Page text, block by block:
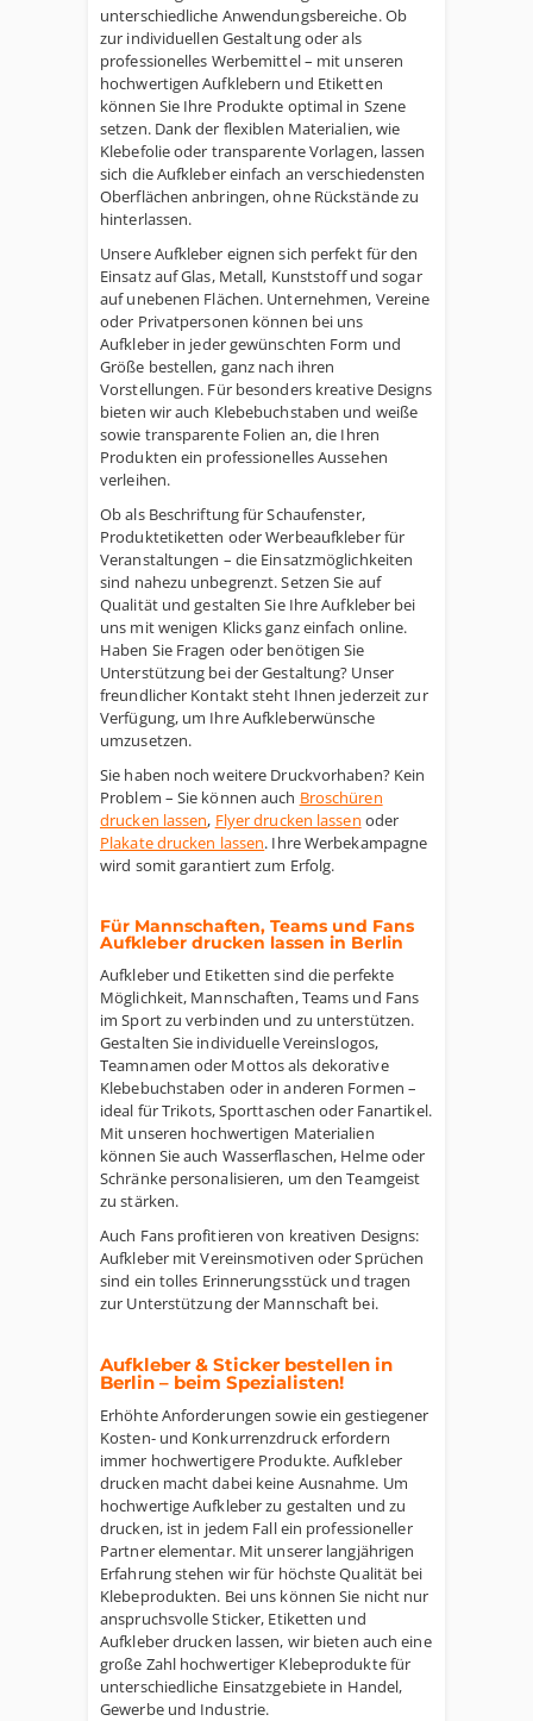
unterschiedliche Anwendungsbereiche. Ob
zur individuellen Gestaltung oder als
professionelles Werbemittel – mit unseren
hochwertigen Aufklebern und Etiketten
können Sie Ihre Produkte optimal in Szene
setzen. Dank der flexiblen Materialien, wie
Klebefolie oder transparente Vorlagen, lassen
sich die Aufkleber einfach an verschiedensten
Oberflächen anbringen, ohne Rückstände zu
hinterlassen.
Unsere Aufkleber eignen sich perfekt für den
Einsatz auf Glas, Metall, Kunststoff und sogar
auf unebenen Flächen. Unternehmen, Vereine
oder Privatpersonen können bei uns
Aufkleber in jeder gewünschten Form und
Größe bestellen, ganz nach ihren
Vorstellungen. Für besonders kreative Designs
bieten wir auch Klebebuchstaben und weiße
sowie transparente Folien an, die Ihren
Produkten ein professionelles Aussehen
verleihen.
Ob als Beschriftung für Schaufenster,
Produktetiketten oder Werbeaufkleber für
Veranstaltungen – die Einsatzmöglichkeiten
sind nahezu unbegrenzt. Setzen Sie auf
Qualität und gestalten Sie Ihre Aufkleber bei
uns mit wenigen Klicks ganz einfach online.
Haben Sie Fragen oder benötigen Sie
Unterstützung bei der Gestaltung? Unser
freundlicher Kontakt steht Ihnen jederzeit zur
Verfügung, um Ihre Aufkleberwünsche
umzusetzen.
Sie haben noch weitere Druckvorhaben? Kein
Problem – Sie können auch Broschüren
drucken lassen, Flyer drucken lassen oder
Plakate drucken lassen. Ihre Werbekampagne
wird somit garantiert zum Erfolg.
Für Mannschaften, Teams und Fans
Aufkleber drucken lassen in Berlin
Aufkleber und Etiketten sind die perfekte
Möglichkeit, Mannschaften, Teams und Fans
im Sport zu verbinden und zu unterstützen.
Gestalten Sie individuelle Vereinslogos,
Teamnamen oder Mottos als dekorative
Klebebuchstaben oder in anderen Formen –
ideal für Trikots, Sporttaschen oder Fanartikel.
Mit unseren hochwertigen Materialien
können Sie auch Wasserflaschen, Helme oder
Schränke personalisieren, um den Teamgeist
zu stärken.
Auch Fans profitieren von kreativen Designs:
Aufkleber mit Vereinsmotiven oder Sprüchen
sind ein tolles Erinnerungsstück und tragen
zur Unterstützung der Mannschaft bei.
Aufkleber & Sticker bestellen in
Berlin – beim Spezialisten!
Erhöhte Anforderungen sowie ein gestiegener
Kosten- und Konkurrenzdruck erfordern
immer hochwertigere Produkte. Aufkleber
drucken macht dabei keine Ausnahme. Um
hochwertige Aufkleber zu gestalten und zu
drucken, ist in jedem Fall ein professioneller
Partner elementar. Mit unserer langjährigen
Erfahrung stehen wir für höchste Qualität bei
Klebeprodukten. Bei uns können Sie nicht nur
anspruchsvolle Sticker, Etiketten und
Aufkleber drucken lassen, wir bieten auch eine
große Zahl hochwertiger Klebeprodukte für
unterschiedliche Einsatzgebiete in Handel,
Gewerbe und Industrie.